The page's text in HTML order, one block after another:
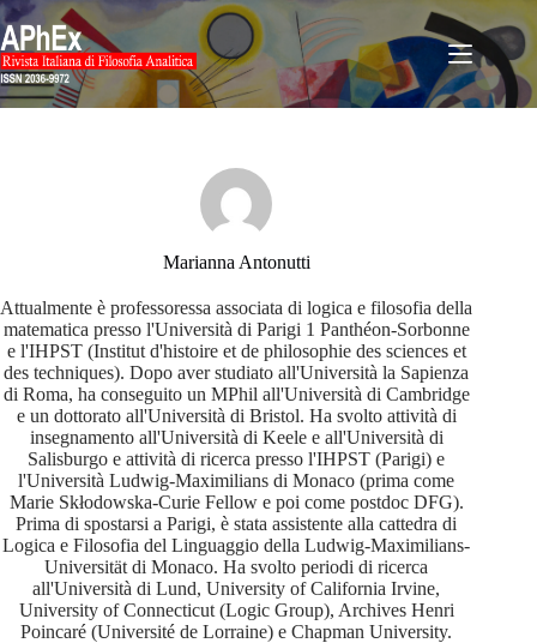
Salta
al
contenuto
Marianna Antonutti
Attualmente è professoressa associata di logica e filosofia della
matematica presso l'Università di Parigi 1 Panthéon-Sorbonne
e l'IHPST (Institut d'histoire et de philosophie des sciences et
des techniques). Dopo aver studiato all'Università la Sapienza
di Roma, ha conseguito un MPhil all'Università di Cambridge
e un dottorato all'Università di Bristol. Ha svolto attività di
insegnamento all'Università di Keele e all'Università di
Salisburgo e attività di ricerca presso l'IHPST (Parigi) e
l'Università Ludwig-Maximilians di Monaco (prima come
Marie Skłodowska-Curie Fellow e poi come postdoc DFG).
Prima di spostarsi a Parigi, è stata assistente alla cattedra di
Logica e Filosofia del Linguaggio della Ludwig-Maximilians-
Universität di Monaco. Ha svolto periodi di ricerca
all'Università di Lund, University of California Irvine,
University of Connecticut (Logic Group), Archives Henri
Poincaré (Université de Lorraine) e Chapman University.